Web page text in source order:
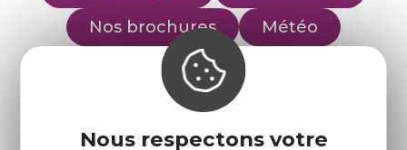
Nous respectons votre
Nos brochures
Météo
Retrouvez-nous sur :
Espace pro Partenaires